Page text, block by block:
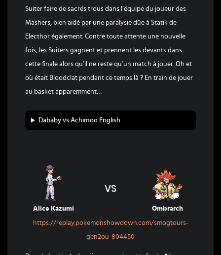
Suiter faire de sacrés trous dans l’équipe du joueur des
Mashers, bien aidé par une paralysie dûe à Statik de
Electhor également. Contre toute attente une nouvelle
fois, les Suiters gagnent et prennent les devants dans
cette finale alors qu’il ne reste qu’un match à jouer. Oh et
où était Bloodclat pendant ce temps là ? En train de jouer
au basket apparemment…
Dababy vs Achimoo English
Alice Kazumi
VS
Ombrarch
https://replay.pokemonshowdown.com/smogtours-
gen2ou-804450